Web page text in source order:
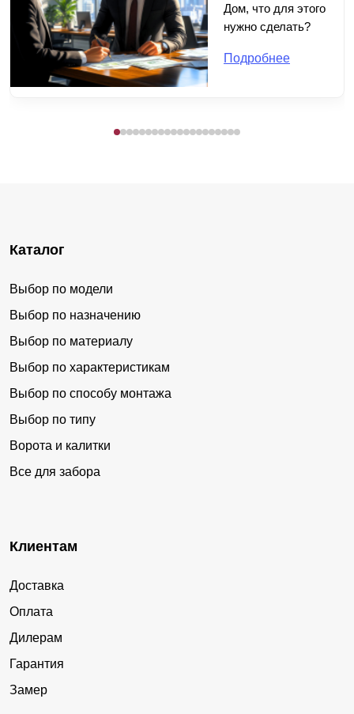
Дом, что для этого
нужно сделать?
Подробнее
Каталог
Выбор по модели
Выбор по назначению
Выбор по материалу
Выбор по характеристикам
Выбор по способу монтажа
Выбор по типу
Ворота и калитки
Все для забора
Клиентам
Доставка
Оплата
Дилерам
Гарантия
Замер